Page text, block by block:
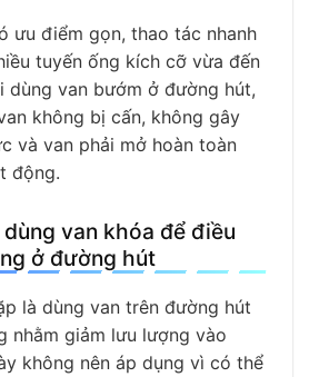
ưu điểm gọn, thao tác nhanh
tuyến ống kích cỡ vừa đến
dùng van bướm ở đường hút,
không bị cấn, không gây
và van phải mở hoàn toàn
động.
van khóa để điều
ở đường hút
là dùng van trên đường hút
nhằm giảm lưu lượng vào
không nên áp dụng vì có thể